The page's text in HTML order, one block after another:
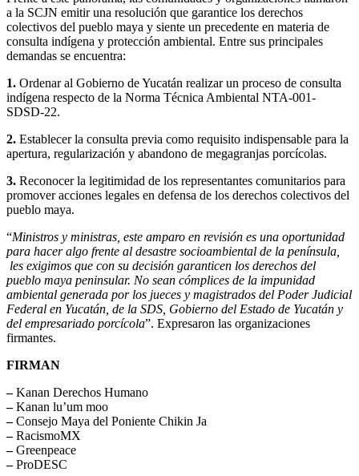
a la SCJN emitir una resolución que garantice los derechos
colectivos del pueblo maya y siente un precedente en materia de
consulta indígena y protección ambiental. Entre sus principales
demandas se encuentra:
1. Ordenar al Gobierno de Yucatán realizar un proceso de consulta
indígena respecto de la Norma Técnica Ambiental NTA-001-
SDSD-22.
2. Establecer la consulta previa como requisito indispensable para la
apertura, regularización y abandono de megagranjas porcícolas.
3. Reconocer la legitimidad de los representantes comunitarios para
promover acciones legales en defensa de los derechos colectivos del
pueblo maya.
“Ministros y ministras, este amparo en revisión es una oportunidad
para hacer algo frente al desastre socioambiental de la península,
les exigimos que con su decisión garanticen los derechos del
pueblo maya peninsular. No sean cómplices de la impunidad
ambiental generada por los jueces y magistrados del Poder Judicial
Federal en Yucatán, de la SDS, Gobierno del Estado de Yucatán y
del empresariado porcícola”. Expresaron las organizaciones
firmantes.
FIRMAN
–Kanan Derechos Humano
–Kanan lu’um moo
–Consejo Maya del Poniente Chikin Ja
–RacismoMX
–Greenpeace
–ProDESC